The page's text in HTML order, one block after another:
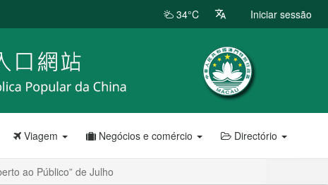
34°C Iniciar sessão
Viagem Negócios e comércio Directório
ao Público” de Julho